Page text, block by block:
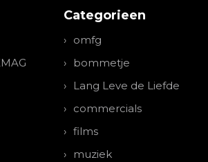
Categorieen
omfg
bommetje
Lang Leve de Liefde
commercials
films
muziek